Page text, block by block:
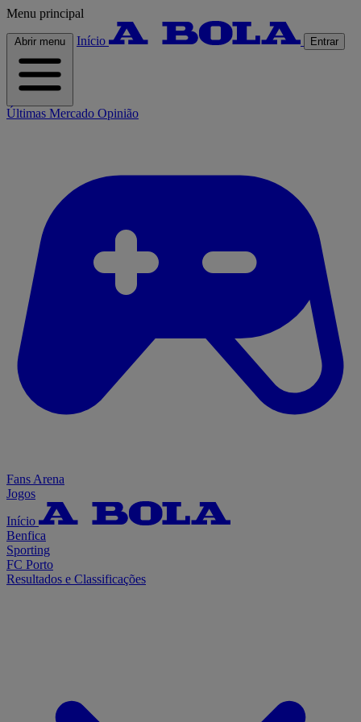
Menu principal
Abrir menu Início Entrar
Últimas Mercado Opinião
Fans Arena
Jogos
Início
Benfica
Sporting
FC Porto
Resultados e Classificações